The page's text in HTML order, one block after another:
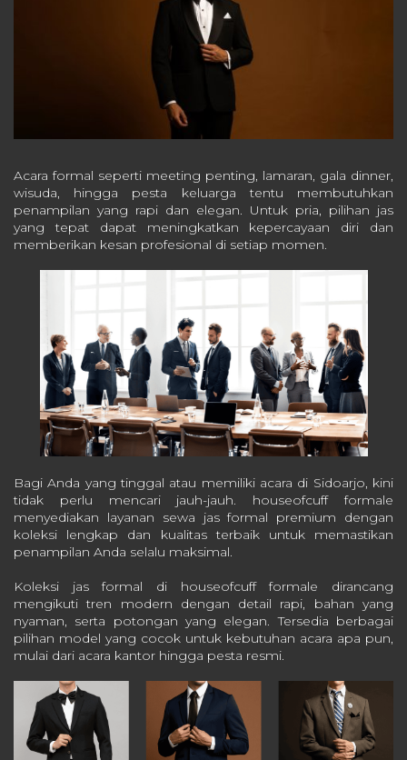
Acara formal seperti meeting penting, lamaran, gala dinner,
wisuda, hingga pesta keluarga tentu membutuhkan
penampilan yang rapi dan elegan. Untuk pria, pilihan jas
yang tepat dapat meningkatkan kepercayaan diri dan
memberikan kesan profesional di setiap momen.
Bagi Anda yang tinggal atau memiliki acara di Sidoarjo, kini
tidak perlu mencari jauh-jauh. houseofcuff formale
menyediakan layanan sewa jas formal premium dengan
koleksi lengkap dan kualitas terbaik untuk memastikan
penampilan Anda selalu maksimal.
Koleksi jas formal di houseofcuff formale dirancang
mengikuti tren modern dengan detail rapi, bahan yang
nyaman, serta potongan yang elegan. Tersedia berbagai
pilihan model yang cocok untuk kebutuhan acara apa pun,
mulai dari acara kantor hingga pesta resmi.